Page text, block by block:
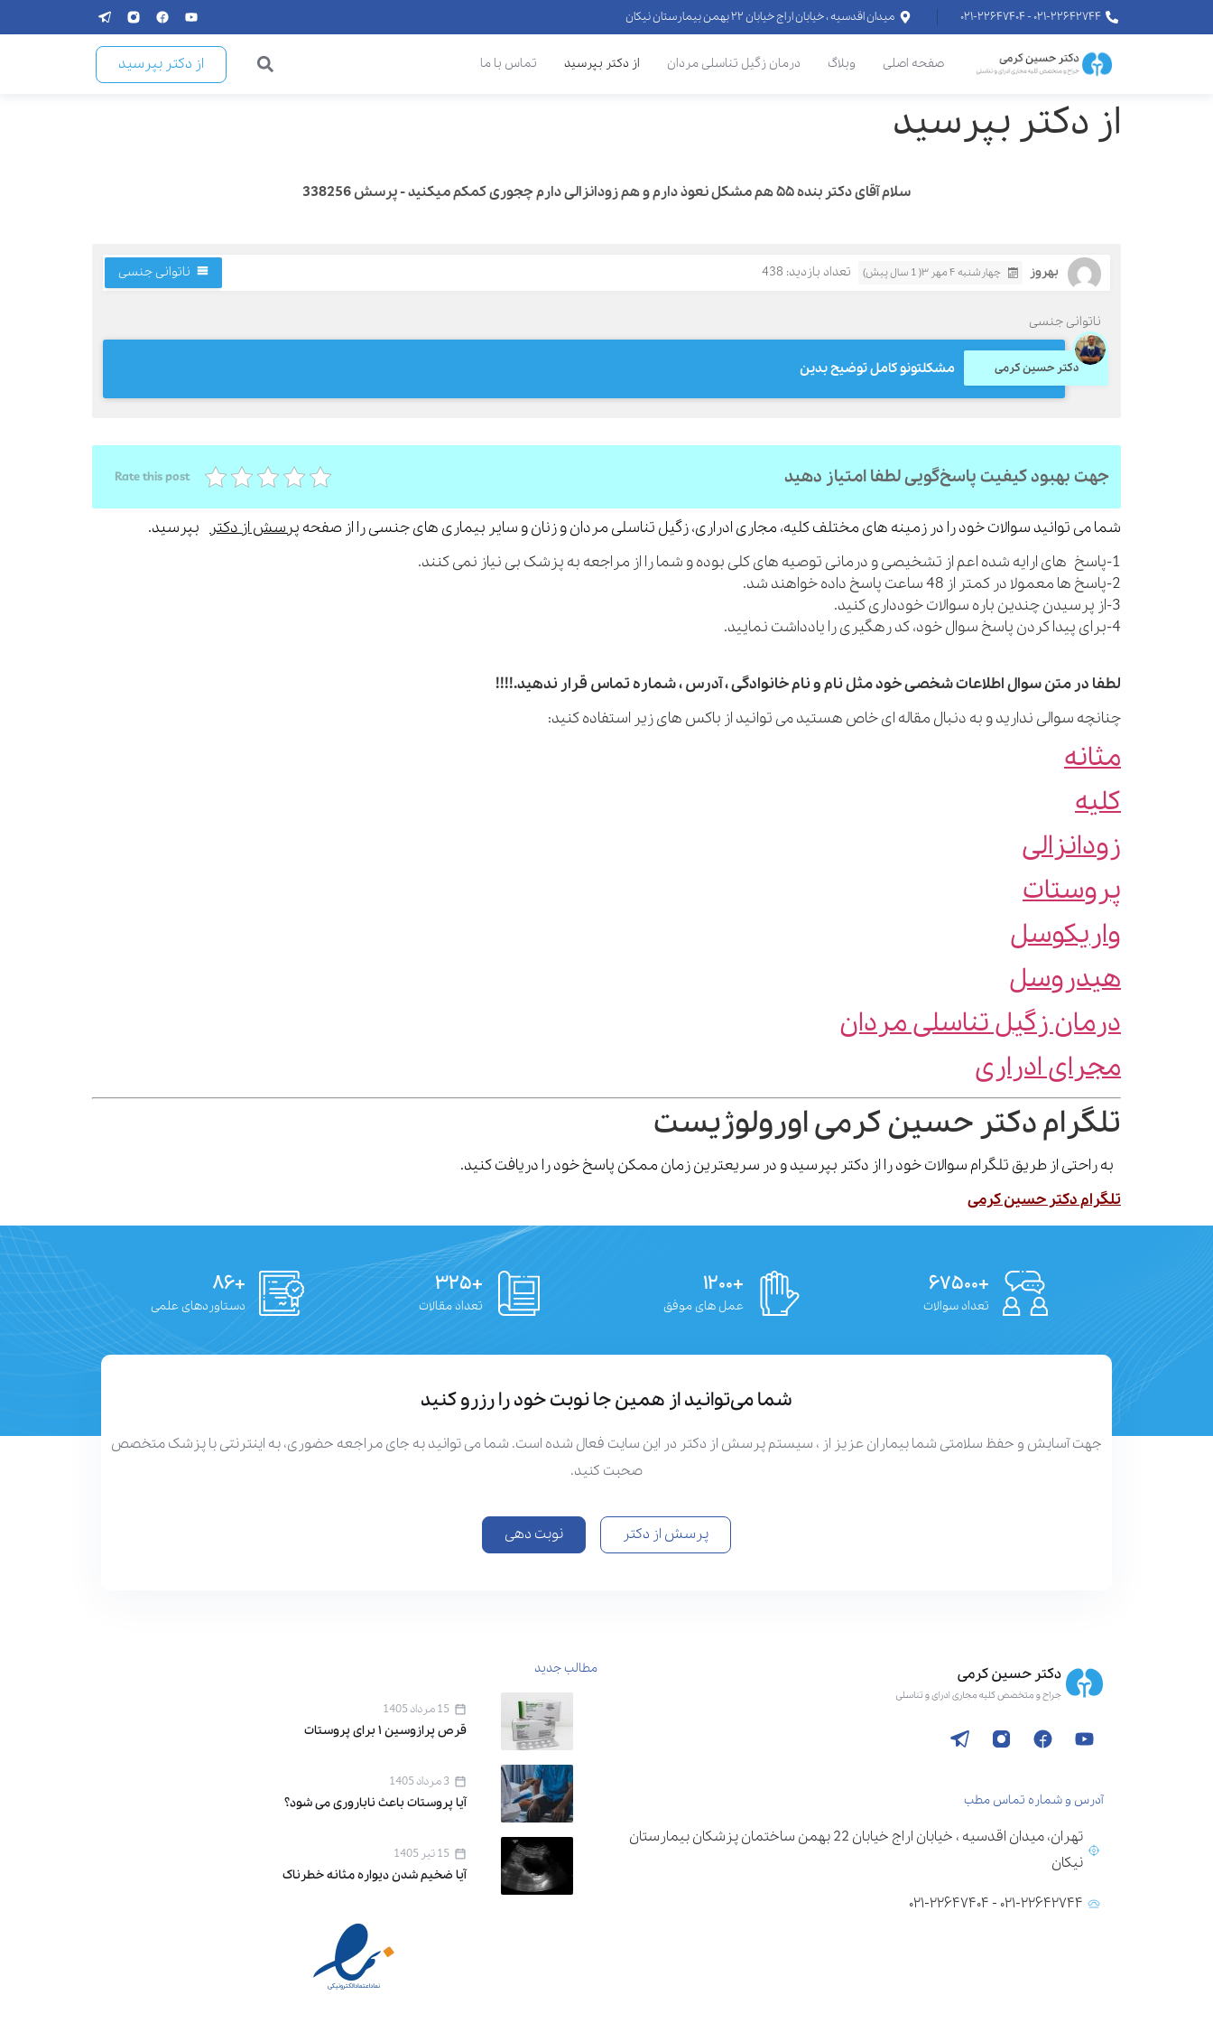
۰۲۱-۲۲۶۴۲۷۴۴ - ۰۲۱-۲۲۶۴۷۴۰۴ میدان اقدسیه ، خیابان اراج خیابان ۲۲ بهمن بیمارستان نیکان
صفحه اصلی وبلاگ درمان زگیل تناسلی مردان از دکتر بپرسید تماس با ما از دکتر بپرسید
از دکتر بپرسید
سلام آقای دکتر بنده ۵۵ هم مشکل نعوذ دارم و هم زودانزالی دارم چجوری کمکم میکنید - پرسش 338256
بهروز چهارشنبه ۴ مهر ۳( 1 سال پیش) تعداد بازدید: 438 ناتوانی جنسی
ناتوانی جنسی
دکتر حسین کرمی مشکلتونو کامل توضیح بدین
جهت بهبود کیفیت پاسخ‌گویی لطفا امتیاز دهید Rate this post
شما می توانید سوالات خود را در زمینه های مختلف کلیه، مجاری ادراری، زگیل تناسلی مردان و زنان و سایر بیماری های جنسی را از صفحه پرسش از دکتر بپرسید.
1-پاسخ های ارایه شده اعم از تشخیصی و درمانی توصیه های کلی بوده و شما را از مراجعه به پزشک بی نیاز نمی کنند.
2-پاسخ ها معمولا در کمتر از 48 ساعت پاسخ داده خواهند شد.
3-از پرسیدن چندین باره سوالات خودداری کنید.
4-برای پیدا کردن پاسخ سوال خود، کد رهگیری را یادداشت نمایید.
لطفا در متن سوال اطلاعات شخصی خود مثل نام و نام خانوادگی ، آدرس ، شماره تماس قرار ندهید.!!!!
چنانچه سوالی ندارید و به دنبال مقاله ای خاص هستید می توانید از باکس های زیر استفاده کنید:
مثانه
کلیه
زودانزالی
پروستات
واریکوسل
هیدروسل
درمان زگیل تناسلی مردان
مجرای ادراری
تلگرام دکتر حسین کرمی اورولوژیست
به راحتی از طریق تلگرام سوالات خود را از دکتر بپرسید و در سریعترین زمان ممکن پاسخ خود را دریافت کنید.
تلگرام دکتر حسین کرمی
+۶۷۵۰۰
تعداد سوالات
+۱۲۰۰
عمل های موفق
+۳۲۵
تعداد مقالات
+۸۶
دستاوردهای علمی
شما می‌توانید از همین جا نوبت خود را رزرو کنید
جهت آسایش و حفظ سلامتی شما بیماران عزیز از ، سیستم پرسش از دکتر در این سایت فعال شده است. شما می توانید به جای مراجعه حضوری، به اینترنتی با پزشک متخصص
صحبت کنید.
پرسش از دکتر نوبت دهی
آدرس و شماره تماس مطب
تهران، میدان اقدسیه ، خیابان اراج خیابان 22 بهمن ساختمان پزشکان بیمارستان
نیکان
۰۲۱-۲۲۶۴۲۷۴۴ - ۰۲۱-۲۲۶۴۷۴۰۴
مطالب جدید
15 مرداد 1405
قرص پرازوسین ۱ برای پروستات
3 مرداد 1405
آیا پروستات باعث ناباروری می‌ شود؟
15 تیر 1405
آیا ضخیم شدن دیواره مثانه خطرناک